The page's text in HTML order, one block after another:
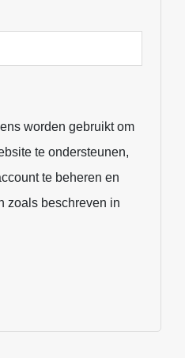
worden gebruikt om
te ondersteunen,
te beheren en
zoals beschreven in